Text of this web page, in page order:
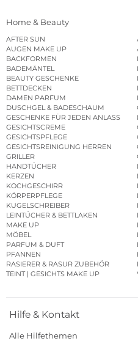
Home & Beauty
AFTER SUN
AUGEN MAKE UP
BACKFORMEN
BADEMÄNTEL
BEAUTY GESCHENKE
BETTDECKEN
DAMEN PARFUM
DUSCHGEL & BADESCHAUM
GESCHENKE FÜR JEDEN ANLASS
GESICHTSCREME
GESICHTSPFLEGE
GESICHTSREINIGUNG HERREN
GRILLER
HANDTÜCHER
KERZEN
KOCHGESCHIRR
KÖRPERPFLEGE
KUGELSCHREIBER
LEINTÜCHER & BETTLAKEN
MAKE UP
MÖBEL
PARFUM & DUFT
PFANNEN
RASIERER & RASUR ZUBEHÖR
TEINT | GESICHTS MAKE UP
Hilfe & Kontakt
Alle Hilfethemen